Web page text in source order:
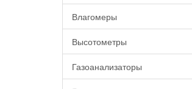
Влагомеры
Высотометры
Газоанализаторы